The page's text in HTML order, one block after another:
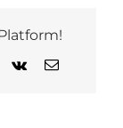
Vk Email